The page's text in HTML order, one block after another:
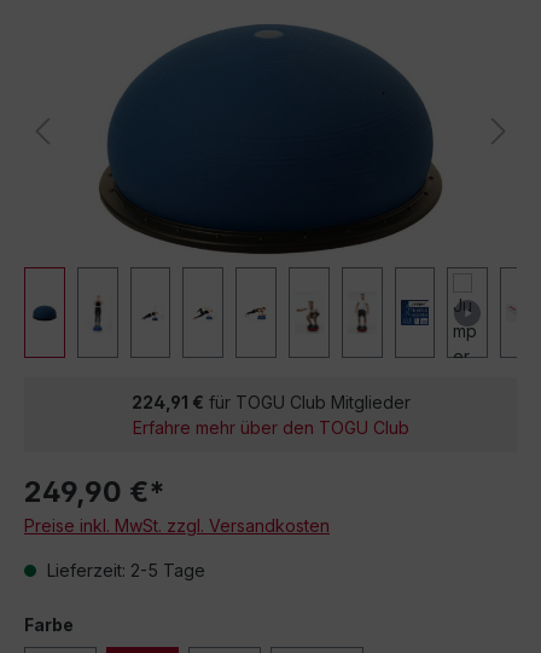
224,91 € für TOGU Club Mitglieder
Erfahre mehr über den TOGU Club
249,90 €*
Preise inkl. MwSt. zzgl. Versandkosten
Lieferzeit: 2-5 Tage
Farbe